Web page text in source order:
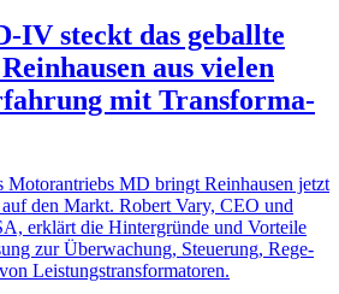
IV steckt das geballte
aus vielen
mit Trans­for­ma­
Motor­an­triebs MD bringt Rein­hausen jetzt
den Markt. Robert Vary, CEO und
erklärt die Hinter­gründe und Vorteile
zur Über­wa­chung, Steue­rung, Rege­
Leis­tungs­trans­for­ma­toren.